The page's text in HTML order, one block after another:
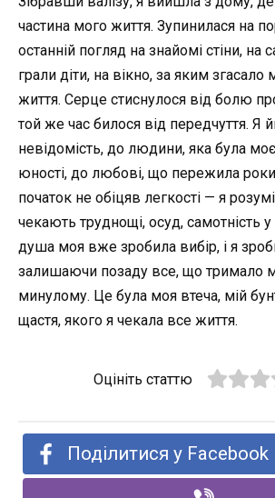
частина мого життя. Зупинилася на
останній погляд на знайомі стіни, на
грали діти, на вікно, за яким
життя. Серце стиснулося від болю
той же час билося від передчуття. Я
невідомість, до людини, яка була
юності, до любові, що пережила
початок не обіцяв легкості — я
чекають труднощі, осуд, самотність
душа моя вже зробила вибір, і я
залишаючи позаду все, що тримало
минулому. Це була моя втеча, мій
щастя, якого я чекала все життя.
Оцініть статтю
Поділитися у Facebook